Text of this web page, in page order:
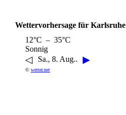
Wettervorhersage für Karlsruhe
12°C – 35°C
Sonnig
◁ Sa., 8. Aug.. ▶
© wetter.net